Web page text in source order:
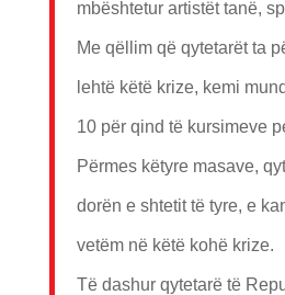
mbështetur artistët tanë,
Me qëllim që qytetarët ta
lehtë këtë krize, kemi
10 për qind të kursimeve
Përmes këtyre masave,
dorën e shtetit të tyre, e
vetëm në këtë kohë krize.
Të dashur qytetarë të